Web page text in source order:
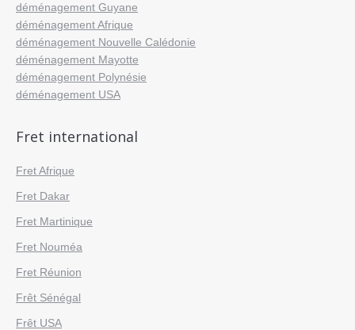
déménagement Guyane
déménagement Afrique
déménagement Nouvelle Calédonie
déménagement Mayotte
déménagement Polynésie
déménagement USA
Fret international
Fret Afrique
Fret Dakar
Fret Martinique
Fret Nouméa
Fret Réunion
Frêt Sénégal
Frêt USA